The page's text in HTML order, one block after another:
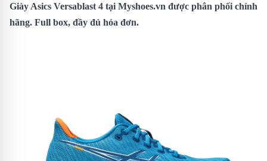
Giày Asics Versablast 4 tại Myshoes.vn được phân phối chính
hãng. Full box, đầy đủ hóa đơn.